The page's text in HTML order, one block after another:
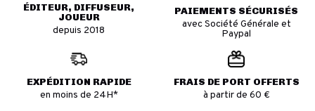
ÉDITEUR, DIFFUSEUR,
JOUEUR
depuis 2018
PAIEMENTS SÉCURISÉS
avec Société Générale et
Paypal
EXPÉDITION RAPIDE
en moins de 24H*
FRAIS DE PORT OFFERTS
à partir de 60 €